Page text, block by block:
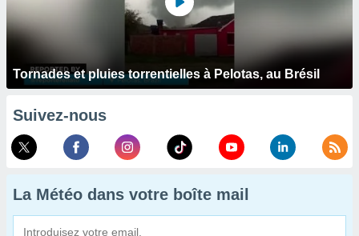
Tornades et pluies torrentielles à Pelotas, au Brésil
Suivez-nous
La Météo dans votre boîte mail